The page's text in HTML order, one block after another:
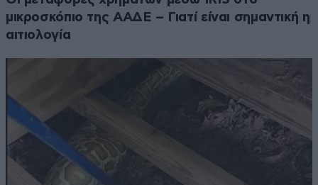
μικροσκόπιο της ΑΑΔΕ – Γιατί είναι σημαντική η
αιτιολογία